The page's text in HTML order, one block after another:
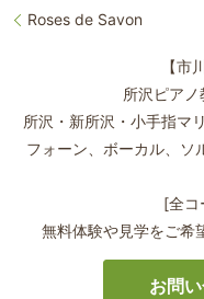
Roses de Savon
【市
所沢ピア
所沢・新所沢・小手指マ
フォーン、 ボーカル、ソ
[全コ
無料体験や見学をご希
お問